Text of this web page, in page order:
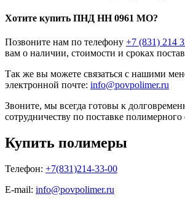
Хотите купить ПНД HH 0961 MO?
Позвоните нам по телефону +7 (831) 214
вам о наличии, стоимости и сроках
Так же вы можете связаться с нашими
электронной почте: info@povpolimer.ru
Звоните, мы всегда готовы к
сотрудничеству по поставке
Купить полимеры
Телефон: +7(831)214-33-00
E-mail: info@povpolimer.ru